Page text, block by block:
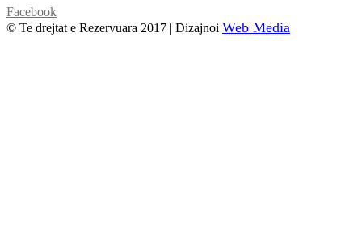
Facebook
© Te drejtat e Rezervuara 2017 | Dizajnoi Web Media